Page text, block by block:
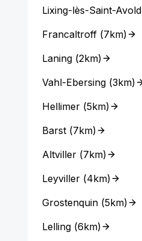
Lixing-lès-Saint-Avold
Francaltroff(7km)
Laning(2km)
Vahl-Ebersing(3km)
Hellimer(5km)
Barst(7km)
Altviller(7km)
Leyviller(4km)
Grostenquin(5km)
Lelling(6km)